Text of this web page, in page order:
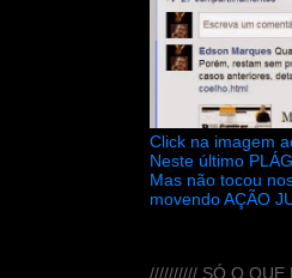
Click na imagem
Neste último
Mas não tocou
movendo AÇÃO
////////// SÓ O QUE